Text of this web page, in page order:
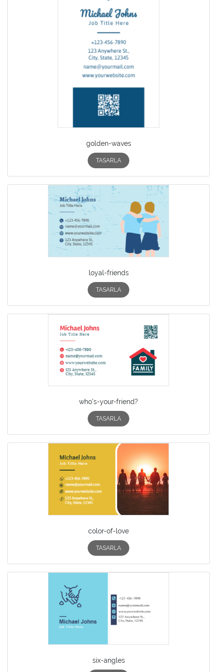
golden-waves
TASARLA
loyal-friends
TASARLA
who's-your-friend?
TASARLA
color-of-love
TASARLA
six-angles